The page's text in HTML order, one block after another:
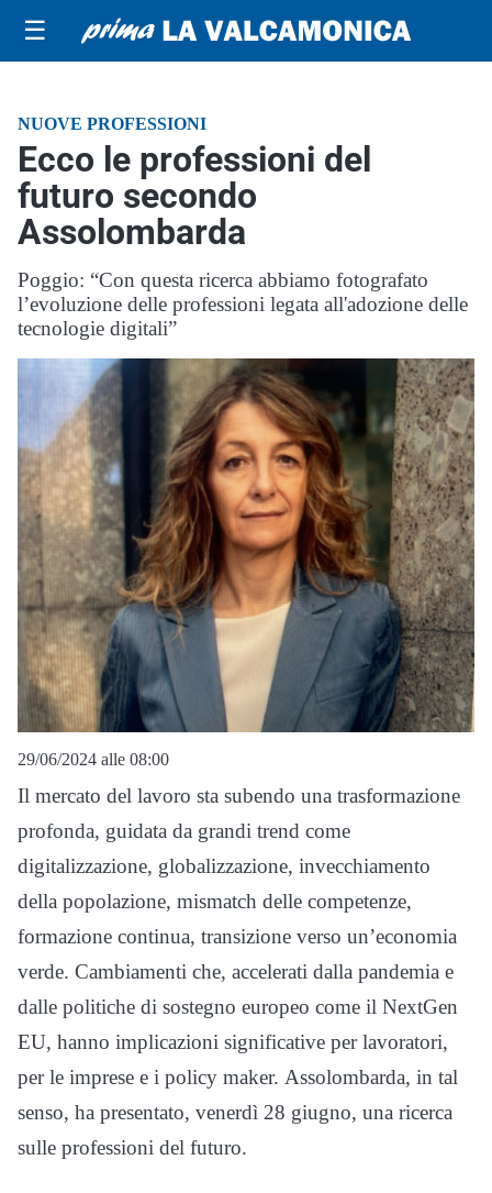
☰
NUOVE PROFESSIONI
Ecco le professioni del
futuro secondo
Assolombarda
Poggio: “Con questa ricerca abbiamo fotografato
l’evoluzione delle professioni legata all'adozione delle
tecnologie digitali”
29/06/2024 alle 08:00
Il mercato del lavoro sta subendo una trasformazione
profonda, guidata da grandi trend come
digitalizzazione, globalizzazione, invecchiamento
della popolazione, mismatch delle competenze,
formazione continua, transizione verso un’economia
verde. Cambiamenti che, accelerati dalla pandemia e
dalle politiche di sostegno europeo come il NextGen
EU, hanno implicazioni significative per lavoratori,
per le imprese e i policy maker. Assolombarda, in tal
senso, ha presentato, venerdì 28 giugno, una ricerca
sulle professioni del futuro.